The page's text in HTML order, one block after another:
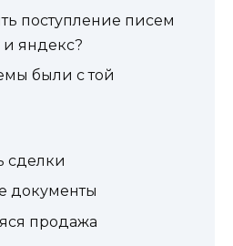
поступление писем
и яндекс?
были с той
сделки
документы
продажа